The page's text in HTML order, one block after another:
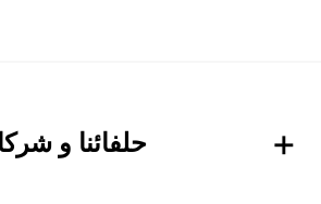
حلفائنا و